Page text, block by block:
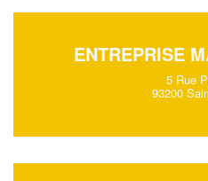
ENTREPRISE
5 Rue
93200